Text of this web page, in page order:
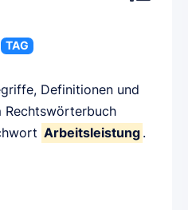
TAG
Definitionen und
Rechtswörterbuch
Arbeitsleistung .